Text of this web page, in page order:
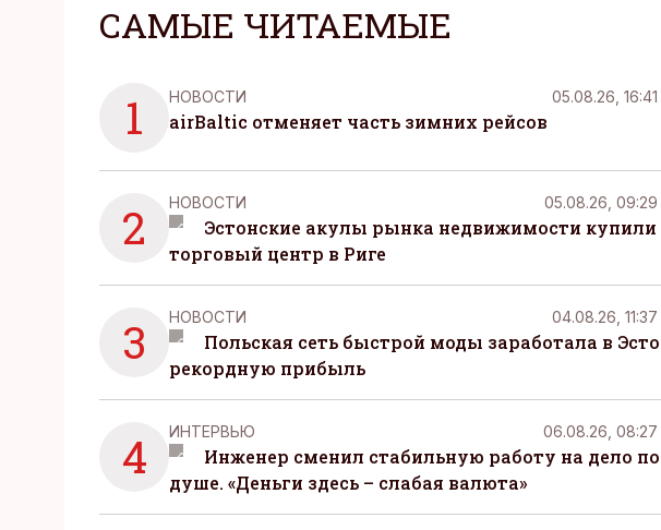
САМЫЕ ЧИТАЕМЫЕ
1 НОВОСТИ 05.08.26, 16:41
airBaltic отменяет часть зимних рейсов
2 НОВОСТИ 05.08.26, 09:29
Эстонские акулы рынка недвижимости купили
торговый центр в Риге
3 НОВОСТИ 04.08.26, 11:37
Польская сеть быстрой моды заработала в
рекордную прибыль
4 ИНТЕРВЬЮ 06.08.26, 08:27
Инженер сменил стабильную работу на дело по
душе. «Деньги здесь – слабая валюта»